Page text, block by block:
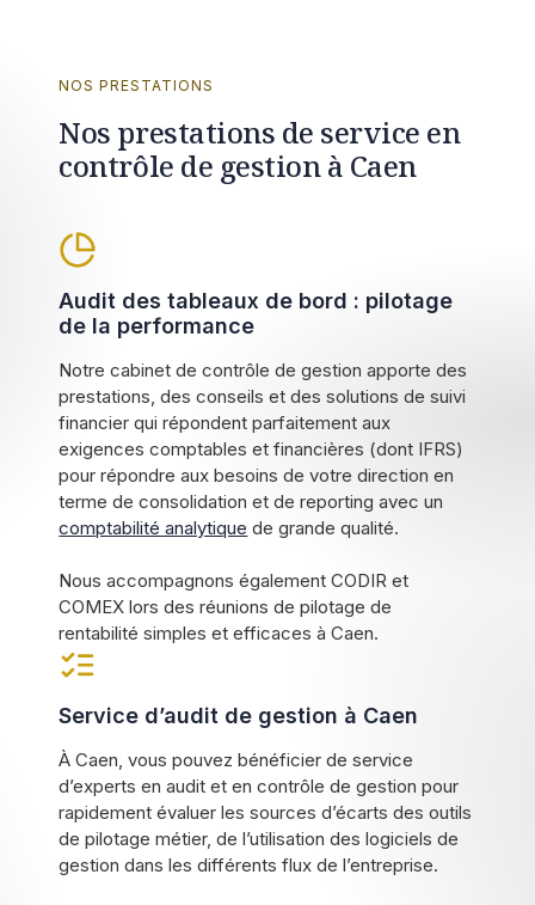
NOS PRESTATIONS
Nos prestations de service en
contrôle de gestion à Caen
Audit des tableaux de bord : pilotage
de la performance
Notre cabinet de contrôle de gestion apporte des
prestations, des conseils et des solutions de suivi
financier qui répondent parfaitement aux
exigences comptables et financières (dont IFRS)
pour répondre aux besoins de votre direction en
terme de consolidation et de reporting avec un
comptabilité analytique de grande qualité.
Nous accompagnons également CODIR et
COMEX lors des réunions de pilotage de
rentabilité simples et efficaces à Caen.
Service d’audit de gestion à Caen
À Caen, vous pouvez bénéficier de service
d’experts en audit et en contrôle de gestion pour
rapidement évaluer les sources d’écarts des outils
de pilotage métier, de l’utilisation des logiciels de
gestion dans les différents flux de l’entreprise.